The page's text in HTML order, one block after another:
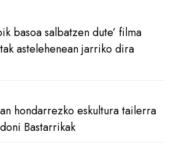
basoa salbatzen dute’ filma
astelehenean jarriko dira
hondarrezko eskultura tailerra
Bastarrikak